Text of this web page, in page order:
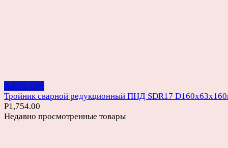
Add to cart
Тройник сварной редукционный ПНД SDR17
Р1,754.00
Недавно просмотренные товары